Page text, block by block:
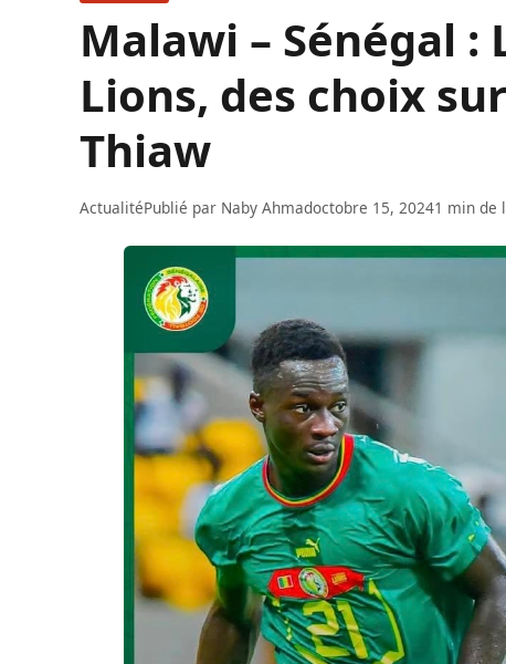
Malawi – Sénégal :
Lions, des choix
Thiaw
ActualitéPublié par Naby Ahmadoctobre 15, 20241 min de